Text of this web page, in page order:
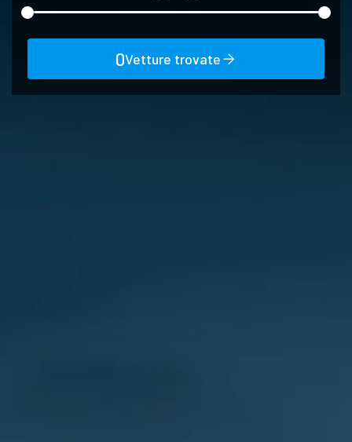
Seleziona
Seleziona
rata
0Vetture trovate